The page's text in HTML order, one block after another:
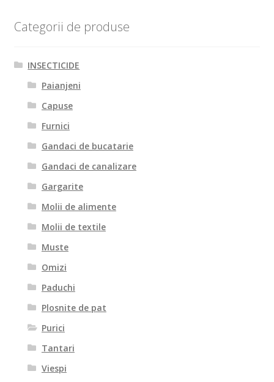
Categorii de produse
INSECTICIDE
Paianjeni
Capuse
Furnici
Gandaci de bucatarie
Gandaci de canalizare
Gargarite
Molii de alimente
Molii de textile
Muste
Omizi
Paduchi
Plosnite de pat
Purici
Tantari
Viespi